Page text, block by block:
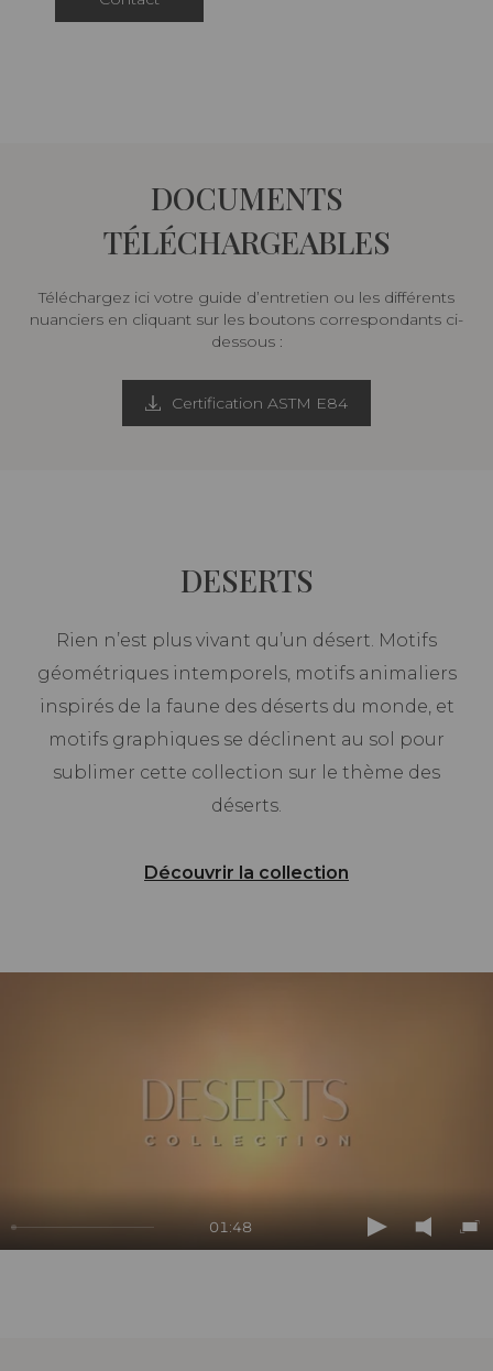
DOCUMENTS
TÉLÉCHARGEABLES
Téléchargez ici votre guide d’entretien ou les différents
nuanciers en cliquant sur les boutons correspondants ci-
dessous :
Certification ASTM E84
DESERTS
Rien n’est plus vivant qu’un désert. Motifs
géométriques intemporels, motifs animaliers
inspirés de la faune des déserts du monde, et
motifs graphiques se déclinent au sol pour
sublimer cette collection sur le thème des
déserts.
Découvrir la collection
Play
01:48
Mute